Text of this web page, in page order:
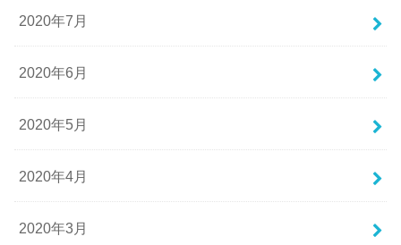
2020年7月
2020年6月
2020年5月
2020年4月
2020年3月